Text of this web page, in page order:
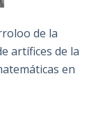
de la
artífices de la
en